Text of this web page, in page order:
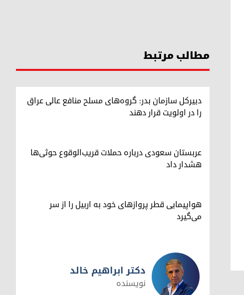
مطالب مرتبط
دبیرکل سازمان بدر: گروه‌های مسلح منافع عالی عراق
را در اولویت قرار دهند
عربستان سعودی درباره حملات قریب‌الوقوع حوثی‌ها
هشدار داد
هواپیمایی قطر پروازهای خود به اربیل را از سر
می‌گیرد
دکتر ابراهیم خالد
نویسنده